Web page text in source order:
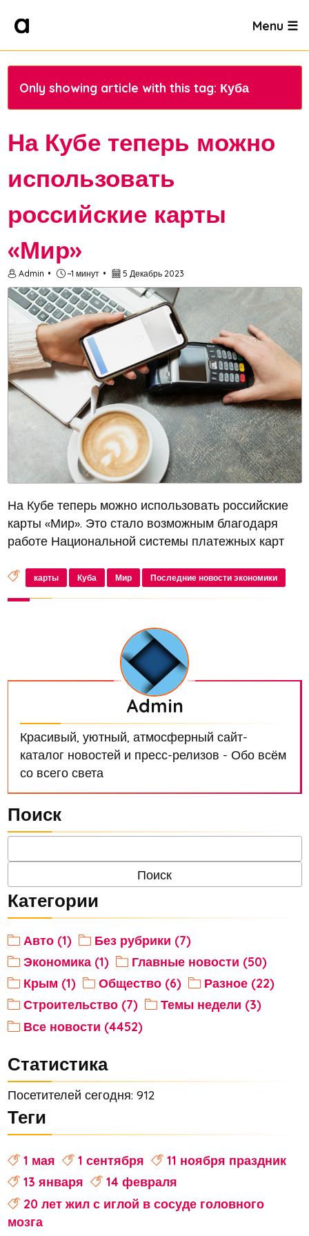
Menu ☰
Only showing article with this tag: Куба
На Кубе теперь можно
использовать
российские карты
«Мир»
Admin ~1 минут 5 Декабрь 2023
На Кубе теперь можно использовать российские
карты «Мир». Это стало возможным благодаря
работе Национальной системы платежных карт
карты Куба Мир Последние новости экономики
Admin
Красивый, уютный, атмосферный сайт-
каталог новостей и пресс-релизов - Обо всём
со всего света
Поиск
Категории
Авто (1)
Без рубрики (7)
Экономика (1)
Главные новости (50)
Крым (1)
Общество (6)
Разное (22)
Строительство (7)
Темы недели (3)
Все новости (4452)
Статистика
Посетителей сегодня: 912
Теги
1 мая 1 сентября
11 ноября праздник
13 января
14 февраля
20 лет жил с иглой в сосуде головного
мозга